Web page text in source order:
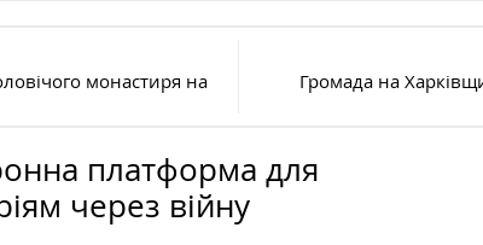
монастиря на
Громада на
платформа для
через війну